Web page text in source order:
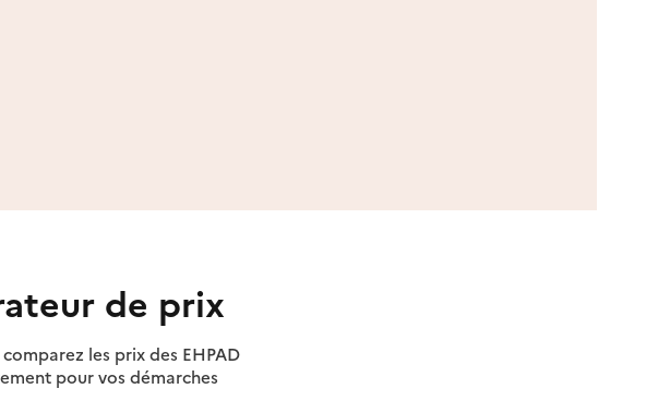
de prix
les prix des EHPAD
pour vos démarches